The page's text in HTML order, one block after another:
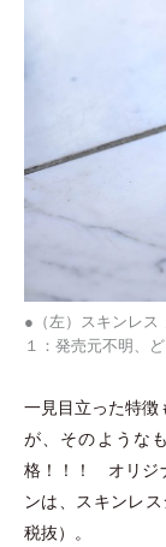
●（左）スキンレス
１：発売元不明、
一見目立った特徴
が、そのような
格！！！ オリジ
ンは、スキンレ
税抜） 。